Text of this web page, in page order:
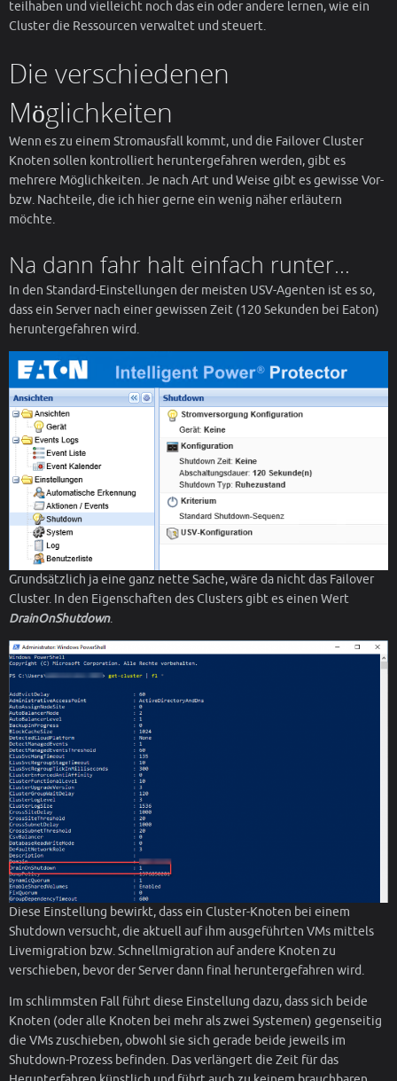
teilhaben und vielleicht noch das ein oder andere lernen, wie ein
Cluster die Ressourcen verwaltet und steuert.
Die verschiedenen
Möglichkeiten
Wenn es zu einem Stromausfall kommt, und die Failover Cluster
Knoten sollen kontrolliert heruntergefahren werden, gibt es
mehrere Möglichkeiten. Je nach Art und Weise gibt es gewisse Vor-
bzw. Nachteile, die ich hier gerne ein wenig näher erläutern
möchte.
Na dann fahr halt einfach runter…
In den Standard-Einstellungen der meisten USV-Agenten ist es so,
dass ein Server nach einer gewissen Zeit (120 Sekunden bei Eaton)
heruntergefahren wird.
Grundsätzlich ja eine ganz nette Sache, wäre da nicht das Failover
Cluster. In den Eigenschaften des Clusters gibt es einen Wert
DrainOnShutdown.
Diese Einstellung bewirkt, dass ein Cluster-Knoten bei einem
Shutdown versucht, die aktuell auf ihm ausgeführten VMs mittels
Livemigration bzw. Schnellmigration auf andere Knoten zu
verschieben, bevor der Server dann final heruntergefahren wird.
Im schlimmsten Fall führt diese Einstellung dazu, dass sich beide
Knoten (oder alle Knoten bei mehr als zwei Systemen) gegenseitig
die VMs zuschieben, obwohl sie sich gerade beide jeweils im
Shutdown-Prozess befinden. Das verlängert die Zeit für das